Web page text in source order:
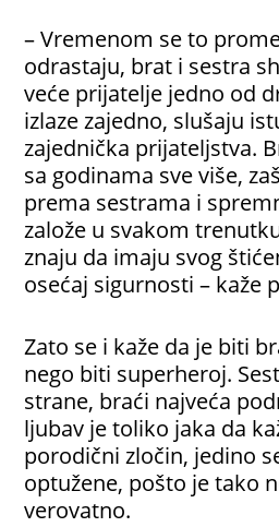
– Vremenom se to
odrastaju, brat i sestra
veće prijatelje jedno od
izlaze zajedno, slušaju
zajednička prijateljstva.
sa godinama sve više,
prema sestrama i
založe u svakom
znaju da imaju svog
osećaj sigurnosti – kaže
Zato se i kaže da je biti
nego biti superheroj.
strane, braći najveća
ljubav je toliko jaka da
porodični zločin, jedino
optužene, pošto je tako
verovatno.